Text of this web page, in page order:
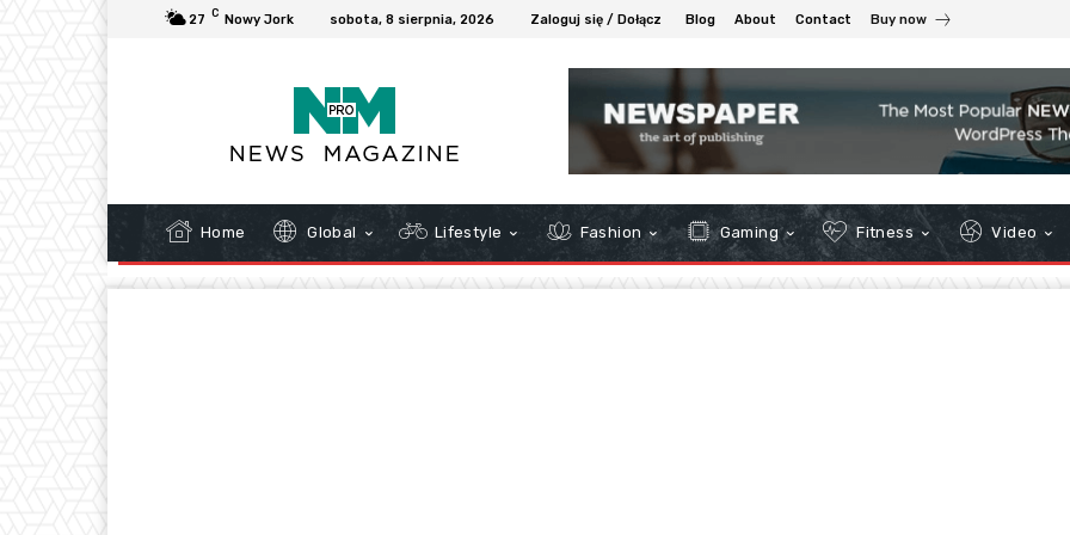
27 C Nowy Jork sobota, 8 sierpnia, 2026 Zaloguj się / Dołącz Blog About Contact Buy now
Home Global Lifestyle Fashion Gaming Fitness Video